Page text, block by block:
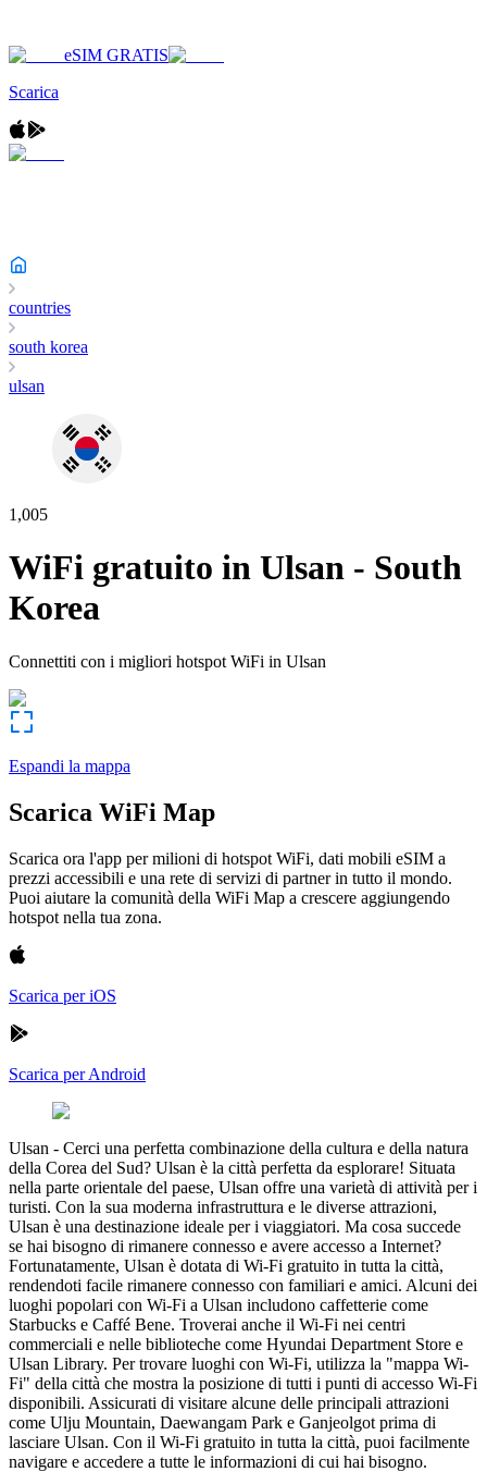
eSIM GRATIS
Scarica
countries
south korea
ulsan
1,005
WiFi gratuito in Ulsan - South
Korea
Connettiti con i migliori hotspot WiFi in Ulsan
Espandi la mappa
Scarica WiFi Map
Scarica ora l'app per milioni di hotspot WiFi, dati mobili eSIM a
prezzi accessibili e una rete di servizi di partner in tutto il mondo.
Puoi aiutare la comunità della WiFi Map a crescere aggiungendo
hotspot nella tua zona.
Scarica per iOS
Scarica per Android
Ulsan - Cerci una perfetta combinazione della cultura e della natura
della Corea del Sud? Ulsan è la città perfetta da esplorare! Situata
nella parte orientale del paese, Ulsan offre una varietà di attività per i
turisti. Con la sua moderna infrastruttura e le diverse attrazioni,
Ulsan è una destinazione ideale per i viaggiatori. Ma cosa succede
se hai bisogno di rimanere connesso e avere accesso a Internet?
Fortunatamente, Ulsan è dotata di Wi-Fi gratuito in tutta la città,
rendendoti facile rimanere connesso con familiari e amici. Alcuni dei
luoghi popolari con Wi-Fi a Ulsan includono caffetterie come
Starbucks e Caffé Bene. Troverai anche il Wi-Fi nei centri
commerciali e nelle biblioteche come Hyundai Department Store e
Ulsan Library. Per trovare luoghi con Wi-Fi, utilizza la "mappa Wi-
Fi" della città che mostra la posizione di tutti i punti di accesso Wi-Fi
disponibili. Assicurati di visitare alcune delle principali attrazioni
come Ulju Mountain, Daewangam Park e Ganjeolgot prima di
lasciare Ulsan. Con il Wi-Fi gratuito in tutta la città, puoi facilmente
navigare e accedere a tutte le informazioni di cui hai bisogno.